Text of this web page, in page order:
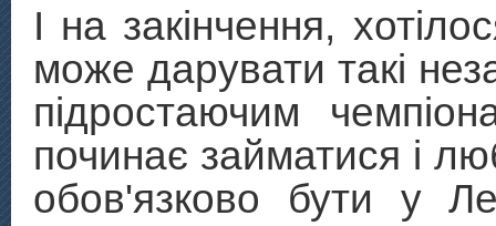
І на закінчення,
може дарувати такі
підростаючим
починає займатися і
обов'язково бути у